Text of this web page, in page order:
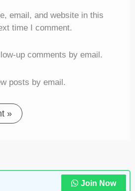
email, and website in this
time I comment.
up comments by email.
posts by email.
Join Now